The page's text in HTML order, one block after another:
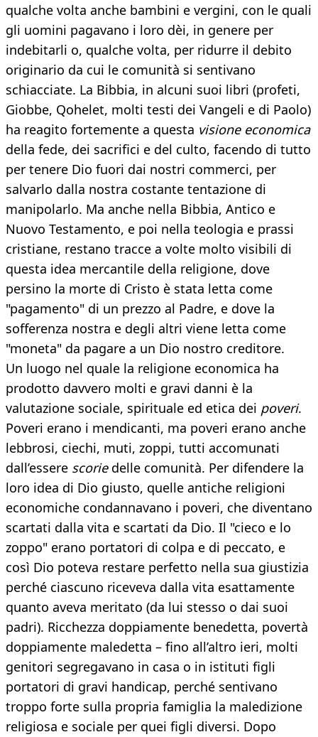
qualche volta anche bambini e vergini, con le quali
gli uomini pagavano i loro dèi, in genere per
indebitarli o, qualche volta, per ridurre il debito
originario da cui le comunità si sentivano
schiacciate. La Bibbia, in alcuni suoi libri (profeti,
Giobbe, Qohelet, molti testi dei Vangeli e di Paolo)
ha reagito fortemente a questa visione economica
della fede, dei sacrifici e del culto, facendo di tutto
per tenere Dio fuori dai nostri commerci, per
salvarlo dalla nostra costante tentazione di
manipolarlo. Ma anche nella Bibbia, Antico e
Nuovo Testamento, e poi nella teologia e prassi
cristiane, restano tracce a volte molto visibili di
questa idea mercantile della religione, dove
persino la morte di Cristo è stata letta come
"pagamento" di un prezzo al Padre, e dove la
sofferenza nostra e degli altri viene letta come
"moneta" da pagare a un Dio nostro creditore.
Un luogo nel quale la religione economica ha
prodotto davvero molti e gravi danni è la
valutazione sociale, spirituale ed etica dei poveri.
Poveri erano i mendicanti, ma poveri erano anche
lebbrosi, ciechi, muti, zoppi, tutti accomunati
dall’essere scoriedelle comunità. Per difendere la
loro idea di Dio giusto, quelle antiche religioni
economiche condannavano i poveri, che diventano
scartati dalla vita e scartati da Dio. Il "cieco e lo
zoppo" erano portatori di colpa e di peccato, e
così Dio poteva restare perfetto nella sua giustizia
perché ciascuno riceveva dalla vita esattamente
quanto aveva meritato (da lui stesso o dai suoi
padri). Ricchezza doppiamente benedetta, povertà
doppiamente maledetta – fino all’altro ieri, molti
genitori segregavano in casa o in istituti figli
portatori di gravi handicap, perché sentivano
troppo forte sulla propria famiglia la maledizione
religiosa e sociale per quei figli diversi. Dopo